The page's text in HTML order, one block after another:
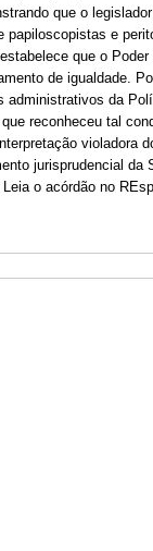
que o
papiloscopistas e
que o
de igualdade.
da
reconheceu tal
violadora
jurisprudencial da
o acórdão no